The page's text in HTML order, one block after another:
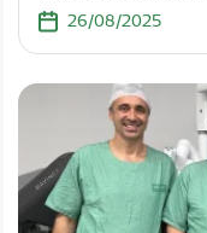
26/08/2025